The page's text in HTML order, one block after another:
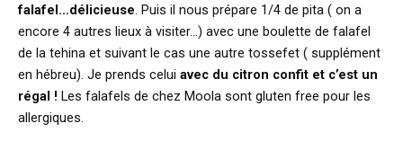
falafel…délicieuse. Puis il nous prépare 1/4 de pita ( on a
encore 4 autres lieux à visiter…) avec une boulette de falafel
de la tehina et suivant le cas une autre tossefet ( supplément
en hébreu). Je prends celui avec du citron confit et c’est un
régal ! Les falafels de chez Moola sont gluten free pour les
allergiques.